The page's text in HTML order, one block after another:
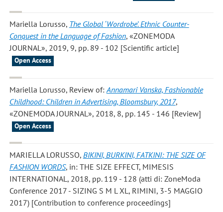
Mariella Lorusso, The Global ‘Wordrobe’. Ethnic Counter-
Conquest in the Language of Fashion, «ZONEMODA
JOURNAL», 2019, 9, pp. 89 - 102 [Scientific article]
Open Access
Mariella Lorusso, Review of: Annamari Vanska, Fashionable
Childhood: Children in Advertising, Bloomsbury, 2017,
«ZONEMODA JOURNAL», 2018, 8, pp. 145 - 146 [Review]
Open Access
MARIELLA LORUSSO, BIKINI, BURKINI, FATKINI: THE SIZE OF
FASHION WORDS, in: THE SIZE EFFECT, MIMESIS
INTERNATIONAL, 2018, pp. 119 - 128 (atti di: ZoneModa
Conference 2017 - SIZING S M L XL, RIMINI, 3-5 MAGGIO
2017) [Contribution to conference proceedings]